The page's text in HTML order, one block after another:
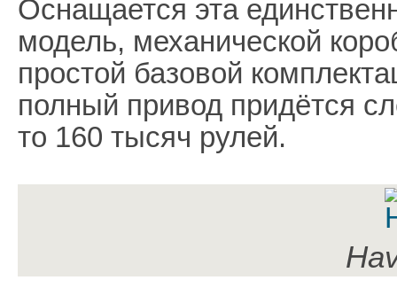
Оснащается эта
модель, механической
простой базовой
полный привод придётся
то 160 тысяч рулей.